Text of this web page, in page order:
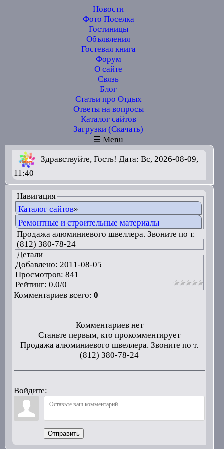
Новости
Фото Поселка
Гостиницы
Объявления
Гостевая книга
Форум
О сайте
Связь
Блог
Статьи про Отдых
Ответы на вопросы
Каталог сайтов
Загрузки (Скачать)
☰ Menu
Здравствуйте, Гость! Дата: Вс, 2026-08-09,
11:40
Навигация
Каталог сайтов»
Ремонтные и строительные материалы
Продажа алюминиевого швеллера. Звоните по т.
(812) 380-78-24
Детали
Добавлено: 2011-08-05
Просмотров: 841
Рейтинг: 0.0/0
Комментариев всего: 0
Комментариев нет
Станьте первым, кто прокомментирует
Продажа алюминиевого швеллера. Звоните по т.
(812) 380-78-24
Войдите:
Отправить